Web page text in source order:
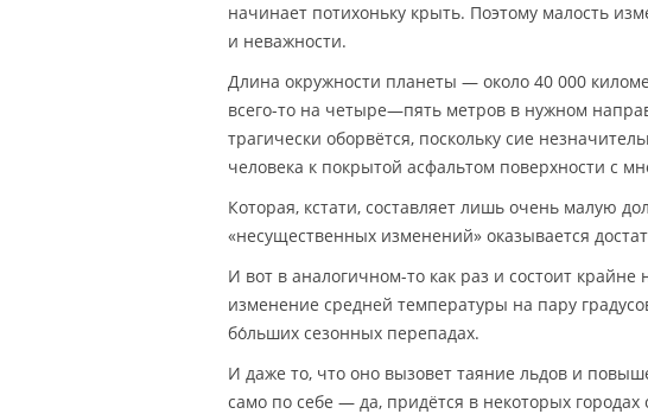
начинает потихоньку крыть. Поэтому малость
и неважности.
Длина окружности планеты — около 40 000
всего-то на четыре—пять метров в нужном
трагически оборвётся, поскольку сие
человека к покрытой асфальтом поверхности с
Которая, кстати, составляет лишь очень малую
«несущественных изменений» оказывается
И вот в аналогичном-то как раз и состоит
изменение средней температуры на пару
бо́льших сезонных перепадах.
И даже то, что оно вызовет таяние льдов и
само по себе — да, придётся в некоторых